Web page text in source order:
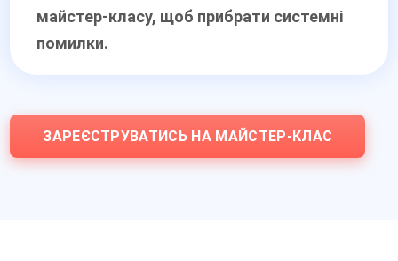
майстер-класу, щоб прибрати системні
помилки.
ЗАРЕЄСТРУВАТИСЬ НА МАЙСТЕР-КЛАС